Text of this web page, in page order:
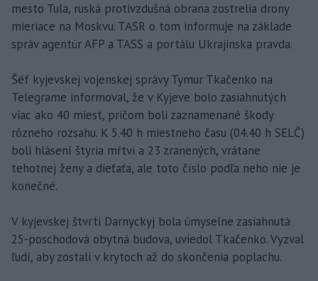
mesto Tula, ruská protivzdušná obrana zostrelia drony
mieriace na Moskvu. TASR o tom informuje na základe
správ agentúr AFP a TASS a portálu Ukrajinska pravda.
Šéf kyjevskej vojenskej správy Tymur Tkačenko na
Telegrame informoval, že v Kyjeve bolo zasiahnutých
viac ako 40 miest, pričom boli zaznamenané škody
rôzneho rozsahu. K 5.40 h miestneho času (04.40 h SELČ)
boli hlásení štyria mŕtvi a 23 zranených, vrátane
tehotnej ženy a dieťaťa, ale toto číslo podľa neho nie je
konečné.
V kyjevskej štvrti Darnyckyj bola úmyselne zasiahnutá
25-poschodová obytná budova, uviedol Tkačenko. Vyzval
ľudí, aby zostali v krytoch až do skončenia poplachu.